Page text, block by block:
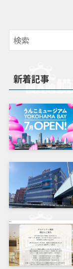
新着記事